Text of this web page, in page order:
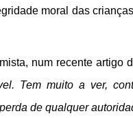
moral das
num recente artigo
Tem muito a ver,
de qualquer